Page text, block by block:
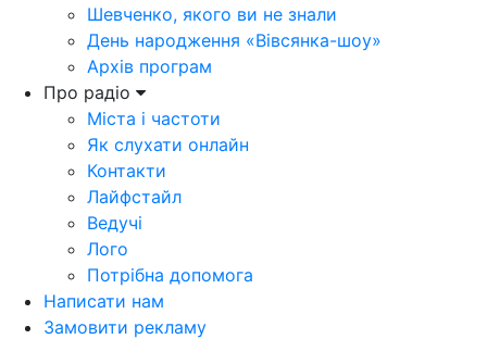
Шевченко, якого ви не знали
День народження «Вівсянка-шоу»
Архів програм
Про радіо
Міста і частоти
Як слухати онлайн
Контакти
Лайфстайл
Ведучі
Лого
Потрібна допомога
Написати нам
Замовити рекламу